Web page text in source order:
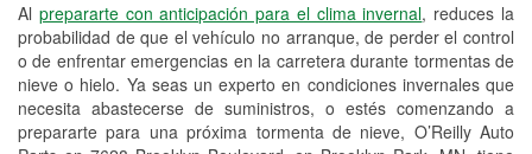
Al prepararte con anticipación para el clima invernal, reduces la
probabilidad de que el vehículo no arranque, de perder el control
o de enfrentar emergencias en la carretera durante tormentas de
nieve o hielo. Ya seas un experto en condiciones invernales que
necesita abastecerse de suministros, o estés comenzando a
prepararte para una próxima tormenta de nieve, O’Reilly Auto
Snowstorm Supplies
Tornado Supplies
Conoce más